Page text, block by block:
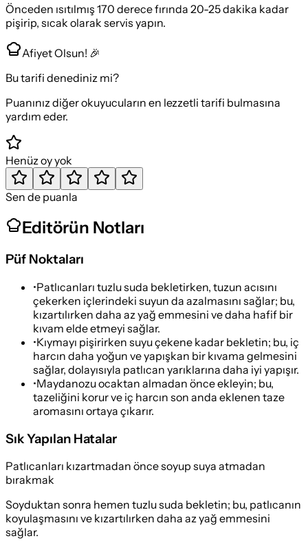
Önceden ısıtılmış 170 derece fırında 20-25 dakika kadar
pişirip, sıcak olarak servis yapın.
Afiyet Olsun! 🎉
Bu tarifi denediniz mi?
Puanınız diğer okuyucuların en lezzetli tarifi bulmasına
yardım eder.
Henüz oy yok
Sen de puanla
Editörün Notları
Püf Noktaları
•Patlıcanları tuzlu suda bekletirken, tuzun acısını
çekerken içlerindeki suyun da azalmasını sağlar; bu,
kızartılırken daha az yağ emmesini ve daha hafif bir
kıvam elde etmeyi sağlar.
•Kıymayı pişirirken suyu çekene kadar bekletin; bu, iç
harcın daha yoğun ve yapışkan bir kıvama gelmesini
sağlar, dolayısıyla patlıcan yarıklarına daha iyi yapışır.
•Maydanozu ocaktan almadan önce ekleyin; bu,
tazeliğini korur ve iç harcın son anda eklenen taze
aromasını ortaya çıkarır.
Sık Yapılan Hatalar
Patlıcanları kızartmadan önce soyup suya atmadan
bırakmak
Soyduktan sonra hemen tuzlu suda bekletin; bu, patlıcanın
koyulaşmasını ve kızartılırken daha az yağ emmesini
sağlar.